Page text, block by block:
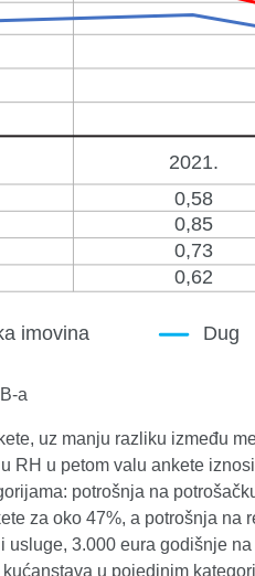
a
uz manju razliku između
RH u petom valu ankete
potrošnja na
za oko 47%, a potrošnja na
3.000 eura godišnje
u pojedinim